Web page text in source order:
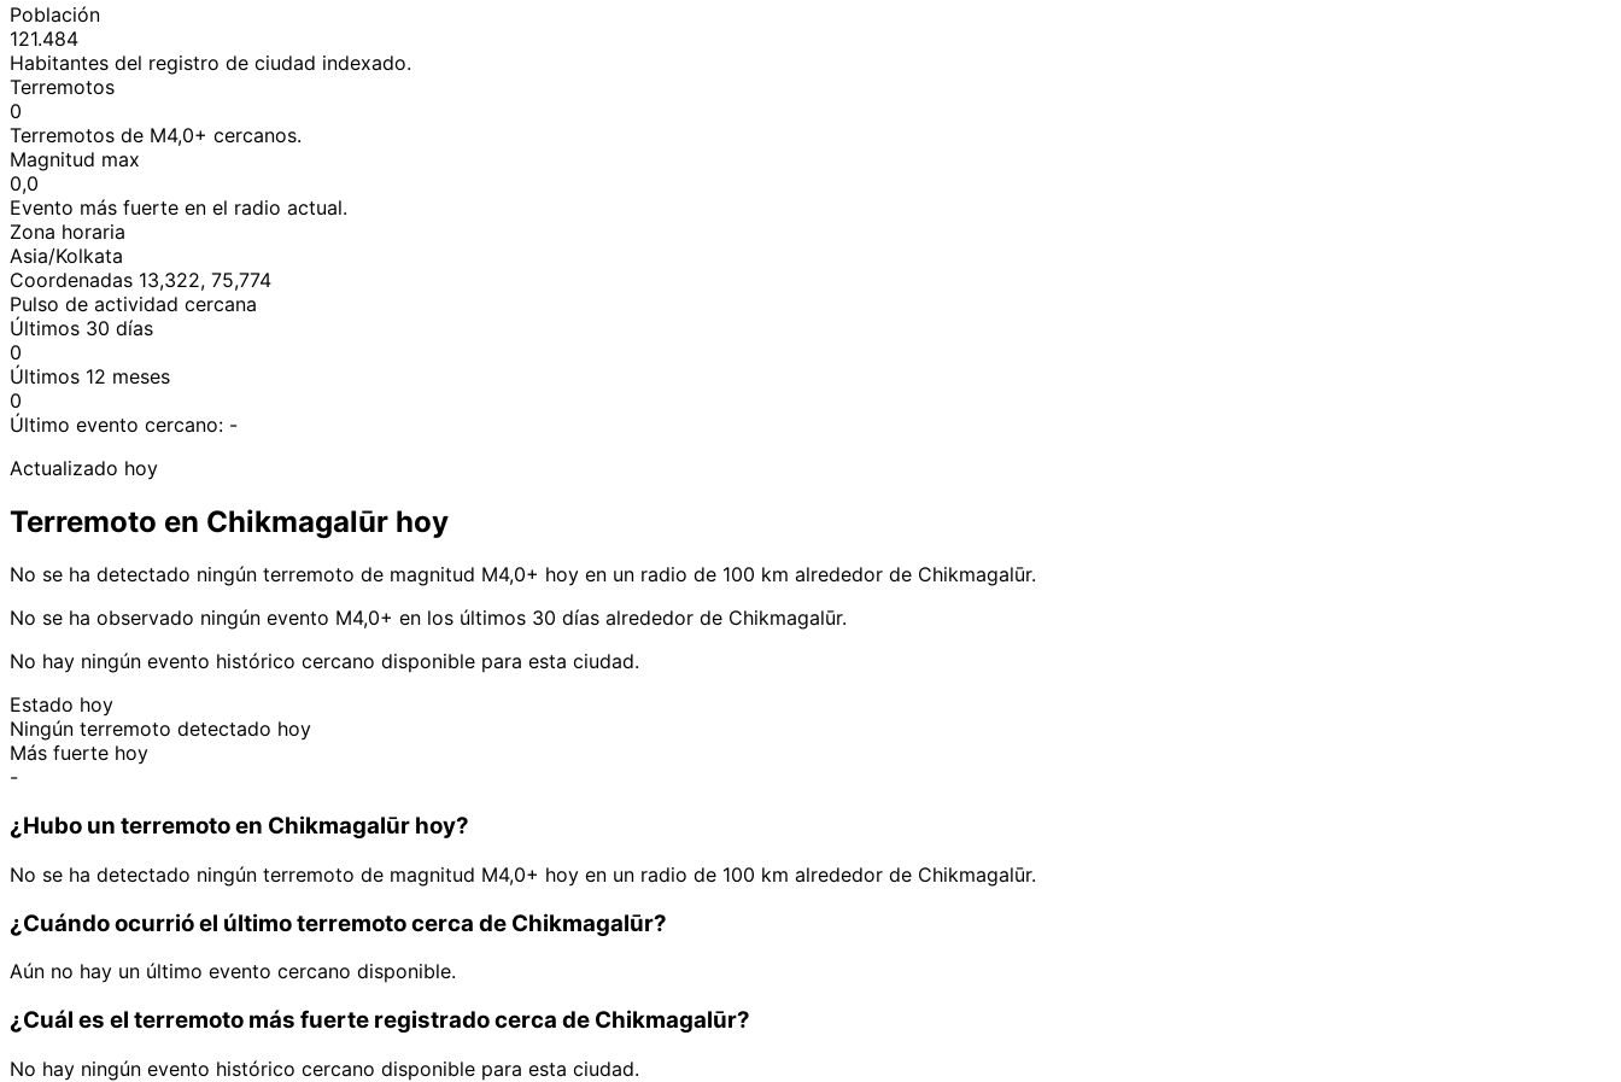
Población
121.484
Habitantes del registro de ciudad indexado.
Terremotos
0
Terremotos de M4,0+ cercanos.
Magnitud max
0,0
Evento más fuerte en el radio actual.
Zona horaria
Asia/Kolkata
Coordenadas 13,322, 75,774
Pulso de actividad cercana
Últimos 30 días
0
Últimos 12 meses
0
Último evento cercano: -
Actualizado hoy
Terremoto en Chikmagalūr hoy
No se ha detectado ningún terremoto de magnitud M4,0+ hoy en un radio de 100 km alrededor de Chikmagalūr.
No se ha observado ningún evento M4,0+ en los últimos 30 días alrededor de Chikmagalūr.
No hay ningún evento histórico cercano disponible para esta ciudad.
Estado hoy
Ningún terremoto detectado hoy
Más fuerte hoy
-
¿Hubo un terremoto en Chikmagalūr hoy?
No se ha detectado ningún terremoto de magnitud M4,0+ hoy en un radio de 100 km alrededor de Chikmagalūr.
¿Cuándo ocurrió el último terremoto cerca de Chikmagalūr?
Aún no hay un último evento cercano disponible.
¿Cuál es el terremoto más fuerte registrado cerca de Chikmagalūr?
No hay ningún evento histórico cercano disponible para esta ciudad.